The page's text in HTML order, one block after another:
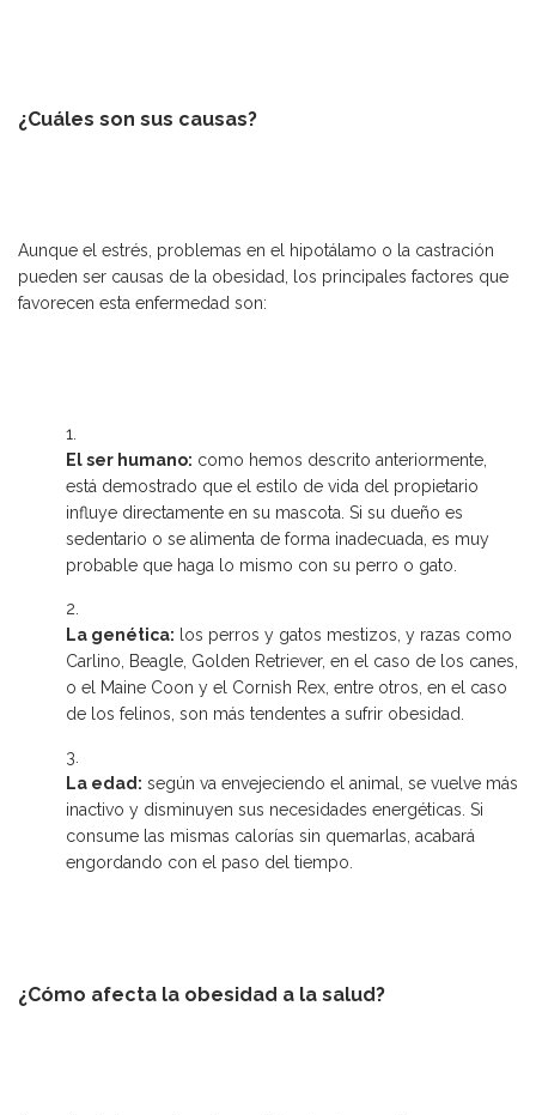
¿Cuáles son sus causas?
Aunque el estrés, problemas en el hipotálamo o la castración
pueden ser causas de la obesidad, los principales factores que
favorecen esta enfermedad son:
El ser humano: como hemos descrito anteriormente,
está demostrado que el estilo de vida del propietario
influye directamente en su mascota. Si su dueño es
sedentario o se alimenta de forma inadecuada, es muy
probable que haga lo mismo con su perro o gato.
La genética: los perros y gatos mestizos, y razas como
Carlino, Beagle, Golden Retriever, en el caso de los canes,
o el Maine Coon y el Cornish Rex, entre otros, en el caso
de los felinos, son más tendentes a sufrir obesidad.
La edad: según va envejeciendo el animal, se vuelve más
inactivo y disminuyen sus necesidades energéticas. Si
consume las mismas calorías sin quemarlas, acabará
engordando con el paso del tiempo.
¿Cómo afecta la obesidad a la salud?